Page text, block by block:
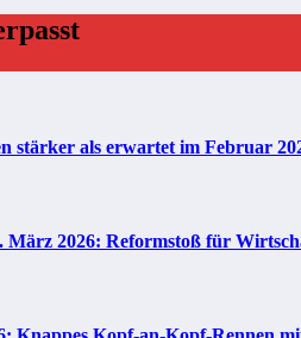
stärker als erwartet im Februar
März 2026: Reformstoß für